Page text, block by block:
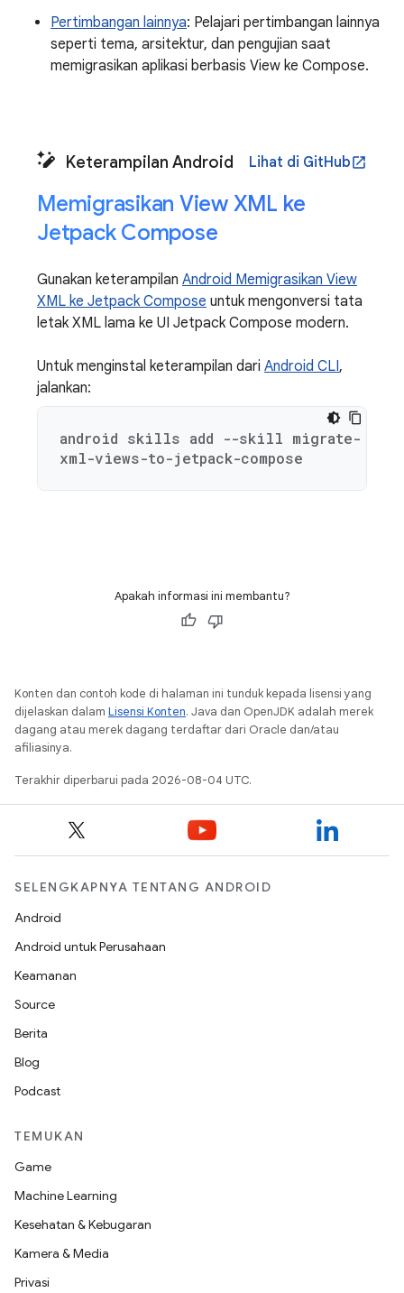
Pertimbangan lainnya: Pelajari pertimbangan lainnya
seperti tema, arsitektur, dan pengujian saat
memigrasikan aplikasi berbasis View ke Compose.
Keterampilan Android Lihat di GitHubopen_in_new
Memigrasikan View XML ke
Jetpack Compose
Gunakan keterampilan Android Memigrasikan View
XML ke Jetpack Compose untuk mengonversi tata
letak XML lama ke UI Jetpack Compose modern.
Untuk menginstal keterampilan dari Android CLI,
jalankan:
android skills add --skill migrate-
xml-views-to-jetpack-compose
Apakah informasi ini membantu?
Konten dan contoh kode di halaman ini tunduk kepada lisensi yang
dijelaskan dalam Lisensi Konten. Java dan OpenJDK adalah merek
dagang atau merek dagang terdaftar dari Oracle dan/atau
afiliasinya.
Terakhir diperbarui pada 2026-08-04 UTC.
SELENGKAPNYA TENTANG ANDROID
Android
Android untuk Perusahaan
Keamanan
Source
Berita
Blog
Podcast
TEMUKAN
Game
Machine Learning
Kesehatan & Kebugaran
Kamera & Media
Privasi